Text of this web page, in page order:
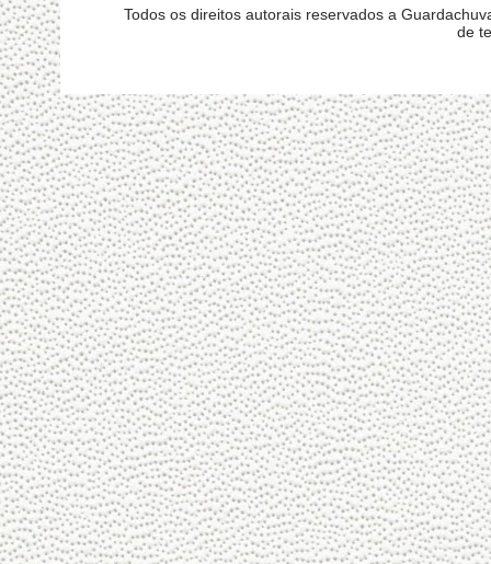
Todos os direitos autorais reservados a
de